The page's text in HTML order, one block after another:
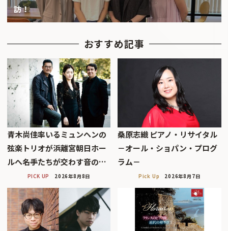
訪！
おすすめ記事
青木尚佳率いるミュンヘンの
弦楽トリオが浜離宮朝日ホー
ルへ――名手たちが交わす音の…
PICK UP 2026年8月8日
桑原志織 ピアノ・リサイタル
－オール・ショパン・プログ
ラム－
Pick Up 2026年8月7日